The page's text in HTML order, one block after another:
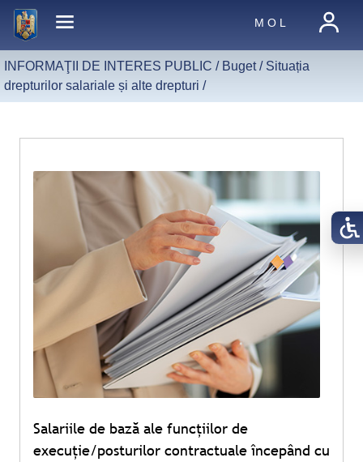
M O L
INFORMAŢII DE INTERES PUBLIC / Buget/ Situația
drepturilor salariale și alte drepturi /
Salariile de bază ale funcțiilor de
execuție/posturilor contractuale începând cu